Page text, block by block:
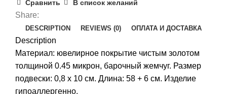
Сравнить В список желаний
Share:
DESCRIPTION REVIEWS (0) ОПЛАТА И ДОСТАВКА
Description
Материал: ювелирное покрытие чистым золотом
толщиной 0.45 микрон, барочный жемчуг. Размер
подвески: 0,8 x 10 см. Длина: 58 + 6 см. Изделие
гипоаллергенно.